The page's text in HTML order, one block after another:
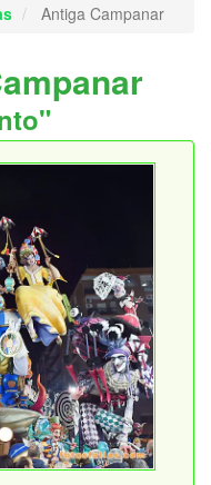
Antiga Campanar